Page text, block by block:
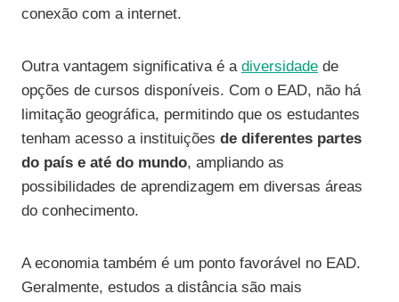
conexão com a internet.
Outra vantagem significativa é a diversidade de
opções de cursos disponíveis. Com o EAD, não há
limitação geográfica, permitindo que os estudantes
tenham acesso a instituições de diferentes partes
do país e até do mundo, ampliando as
possibilidades de aprendizagem em diversas áreas
do conhecimento.
A economia também é um ponto favorável no EAD.
Geralmente, estudos a distância são mais